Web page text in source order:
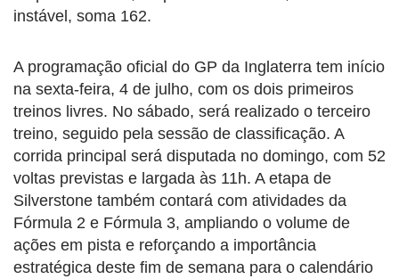
instável, soma 162.
A programação oficial do GP da Inglaterra tem início
na sexta-feira, 4 de julho, com os dois primeiros
treinos livres. No sábado, será realizado o terceiro
treino, seguido pela sessão de classificação. A
corrida principal será disputada no domingo, com 52
voltas previstas e largada às 11h. A etapa de
Silverstone também contará com atividades da
Fórmula 2 e Fórmula 3, ampliando o volume de
ações em pista e reforçando a importância
estratégica deste fim de semana para o calendário